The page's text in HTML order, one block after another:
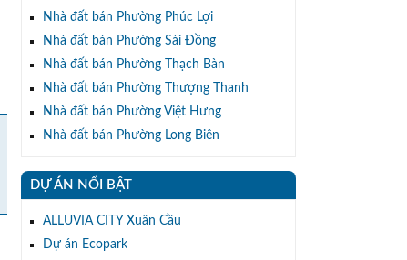
Nhà đất bán Phường Phúc Lợi
Nhà đất bán Phường Sài Đồng
Nhà đất bán Phường Thạch Bàn
Nhà đất bán Phường Thượng Thanh
Nhà đất bán Phường Việt Hưng
Nhà đất bán Phường Long Biên
DỰ ÁN NỔI BẬT
ALLUVIA CITY Xuân Cầu
Dự án Ecopark